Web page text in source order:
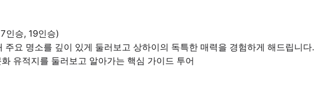
인승, 19인승)
요 명소를 깊이 있게 둘러보고 상하이의 독특한 매력을 경험하게 해드립니다.
유적지를 둘러보고 알아가는 핵심 가이드 투어